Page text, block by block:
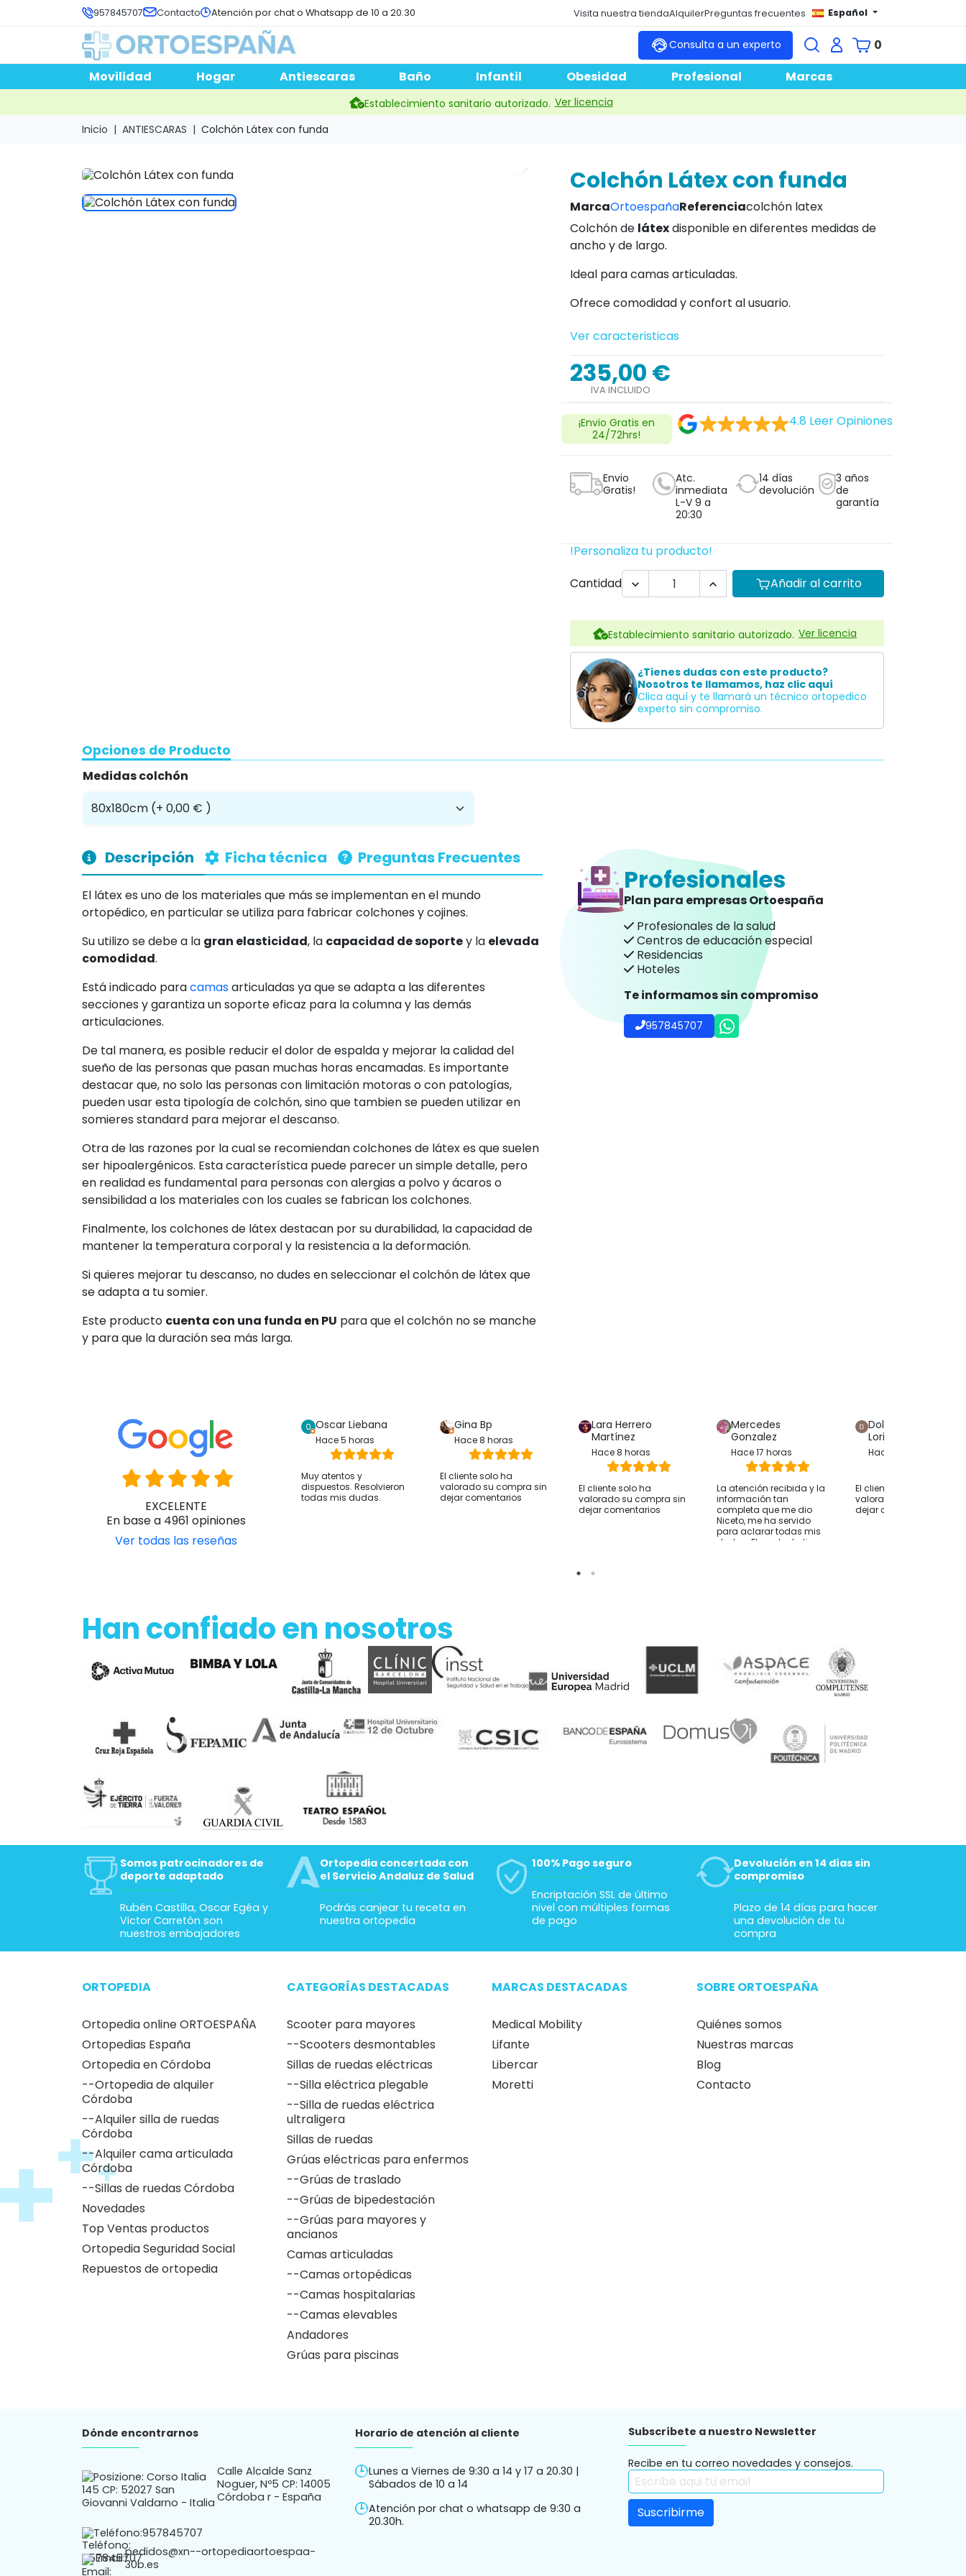
957845707 Contacto Atención por chat o Whatsapp de 10 a 20.30 Visita nuestra tiendaAlquilerPreguntas frecuentes Español
Consulta a un experto
0
Movilidad
Hogar Antiescaras Baño Infantil Obesidad Profesional Marcas
Establecimiento sanitario autorizado. Ver licencia
Inicio
ANTIESCARAS Colchón Látex con funda
Colchón Látex con funda
MarcaOrtoespañaReferenciacolchón latex
Colchón de látexdisponible en diferentes medidas de
ancho y de largo.
Ideal para camas articuladas.
Ofrece comodidad y confort al usuario.
Ver caracteristicas
235,00 €
IVA INCLUIDO
¡Envio Gratis en
24/72hrs!
4.8 Leer Opiniones
Envio
Gratis!
Atc.
inmediata
L-V 9 a
20:30
14 días
devolución
3 años
de
garantía
!Personaliza tu producto!
Cantidad
  Añadir al carrito
Establecimiento sanitario autorizado. Ver licencia
¿Tienes dudas con este producto?
Nosotros te llamamos, haz clic aquí
Clica aquí y te llamará un técnico ortopedico
experto sin compromiso.
Opciones de Producto
Medidas colchón
Profesionales
Plan para empresas Ortoespaña
Profesionales de la salud
Centros de educación especial
Residencias
Hoteles
Te informamos sin compromiso
957845707
Descripción Ficha técnica Preguntas Frecuentes
El látex es uno de los materiales que más se implementan en el mundo
ortopédico, en particular se utiliza para fabricar colchones y cojines.
Su utilizo se debe a la gran elasticidad, la capacidad de soportey la elevada
comodidad.
Está indicado paracamasarticuladas ya que se adapta a las diferentes
secciones y garantiza un soporte eficaz para la columna y las demás
articulaciones.
De tal manera, es posible reducir el dolor de espalda y mejorar la calidad del
sueño de las personas que pasan muchas horas encamadas. Es importante
destacar que, no solo las personas con limitación motoras o con patologías,
pueden usar esta tipología de colchón, sino que tambien se pueden utilizar en
somieres standard para mejorar el descanso.
Otra de las razones por la cual se recomiendan colchones de látex es que suelen
ser hipoalergénicos. Esta característica puede parecer un simple detalle, pero
en realidad es fundamental para personas con alergias a polvo y ácaros o
sensibilidad a los materiales con los cuales se fabrican los colchones.
Finalmente, los colchones de látex destacan por su durabilidad, la capacidad de
mantener la temperatura corporal y la resistencia a la deformación.
Si quieres mejorar tu descanso, no dudes en seleccionar el colchón de látex que
se adapta a tu somier.
Este producto cuenta con una funda en PU para que el colchón no se manche
y para que la duración sea más larga.
EXCELENTE
En base a 4961 opiniones
Ver todas las reseñas
Oscar Liebana
Hace 5 horas
Muy atentos y
dispuestos. Resolvieron
todas mis dudas.
Gina Bp
Hace 8 horas
El cliente solo ha
valorado su compra sin
dejar comentarios
Lara Herrero
Martínez
Hace 8 horas
El cliente solo ha
valorado su compra sin
dejar comentarios
Mercedes
Gonzalez
Hace 17 horas
La atención recibida y la
información tan
completa que me dio
Niceto, me ha servido
para aclarar todas mis
dudas. El producto tiene
Dolores Hijon
Loriente
Hace 12 horas
El cliente solo ha
valorado su compra sin
dejar comentarios
Han confiado en nosotros
Somos patrocinadores de
deporte adaptado
Rubén Castilla, Oscar Egéa y
Victor Carretón son
nuestros embajadores
Ortopedia concertada con
el Servicio Andaluz de Salud
Podrás canjear tu receta en
nuestra ortopedia
100% Pago seguro
Encriptación SSL de último
nivel con múltiples formas
de pago
Devolución en 14 días sin
compromiso
Plazo de 14 días para hacer
una devolución de tu
compra
ORTOPEDIA
Ortopedia online ORTOESPAÑA
Ortopedias España
Ortopedia en Córdoba
--Ortopedia de alquiler
Córdoba
--Alquiler silla de ruedas
Córdoba
--Alquiler cama articulada
Córdoba
--Sillas de ruedas Córdoba
Novedades
Top Ventas productos
Ortopedia Seguridad Social
Repuestos de ortopedia
CATEGORÍAS DESTACADAS
Scooter para mayores
--Scooters desmontables
Sillas de ruedas eléctricas
--Silla eléctrica plegable
--Silla de ruedas eléctrica
ultraligera
Sillas de ruedas
Grúas eléctricas para enfermos
--Grúas de traslado
--Grúas de bipedestación
--Grúas para mayores y
ancianos
Camas articuladas
--Camas ortopédicas
--Camas hospitalarias
--Camas elevables
Andadores
Grúas para piscinas
MARCAS DESTACADAS
Medical Mobility
Lifante
Libercar
Moretti
SOBRE ORTOESPAÑA
Quiénes somos
Nuestras marcas
Blog
Contacto
Dónde encontrarnos
Calle Alcalde Sanz
Noguer, Nº5 CP: 14005
Córdoba r - España
Teléfono:957845707
Email:pedidos@xn--ortopediaortoespaa-
30b.es
Horario de atención al cliente
Lunes a Viernes de 9:30 a 14 y 17 a 20.30 |
Sábados de 10 a 14
Atención por chat o whatsapp de 9:30 a
20.30h.
Subscríbete a nuestro Newsletter
Recibe en tu correo novedades y consejos.